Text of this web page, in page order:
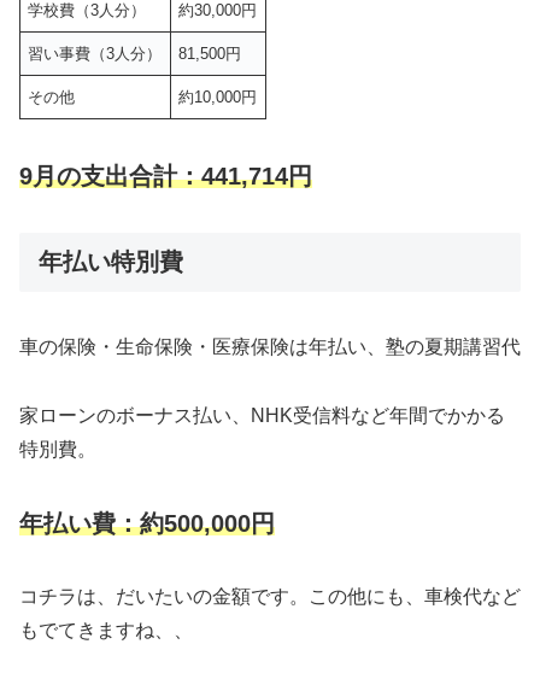
学校費（3人分） 約30,000円
習い事費（3人分） 81,500円
その他 約10,000円
9月の支出合計：441,714円
年払い特別費
車の保険・生命保険・医療保険は年払い、塾の夏期講習代
家ローンのボーナス払い、NHK受信料など年間でかかる
特別費。
年払い費：約500,000円
コチラは、だいたいの金額です。この他にも、車検代など
もでてきますね、、